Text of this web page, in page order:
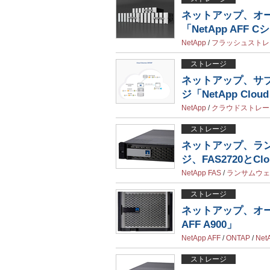
ネットアップ、オ
「NetApp AFF C
NetApp / フラッシュスト
ストレージ
ネットアップ、サ
ジ「NetApp
NetApp / クラウドストレ
ストレージ
ネットアップ、ラ
ジ、FAS2720と
NetApp FAS / ランサムウ
ストレージ
ネットアップ、オ
AFF A900」
NetApp AFF /ONTAP /
ストレージ